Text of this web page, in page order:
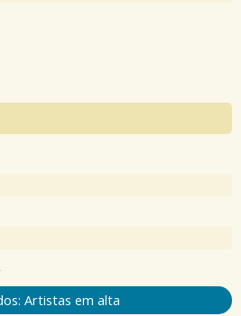
Artistas em alta